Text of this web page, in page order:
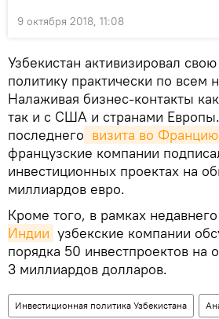
9 октября 2018, 11:08
Узбекистан активизировал
политику практически по всем
Налаживая бизнес-контакты
так и с США и странами
последнего визита во Францию
французские компании
инвестиционных проектах на
миллиардов евро.
Кроме того, в рамках недавнего
Индии узбекские компании
порядка 50 инвестпроектов
3 миллиардов долларов.
Инвестиционная политика Узбекистана